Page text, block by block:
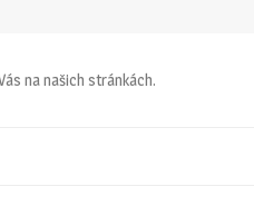
na našich stránkách.